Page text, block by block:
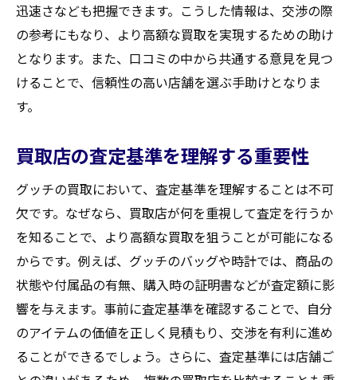
査定後の交渉タイミングと方法
スムーズな取引完了のためのピットフォー
ル
成功するグッチ買取！宮城県柴田郡大河原町で
買取プロセスの各段階での最適な判断
信頼できるパートナーを見つける方法
取引後に後悔しないためのポイント
大河原町での買取成功事例からの学び
長期的視点で考える買取の意義
買取大吉セラビ白石店
迅速さなども把握できます。こうした情報は、交渉の際
の参考にもなり、より高額な買取を実現するための助け
となります。また、口コミの中から共通する意見を見つ
けることで、信頼性の高い店舗を選ぶ手助けとなりま
す。
買取店の査定基準を理解する重要性
グッチの買取において、査定基準を理解することは不可
欠です。なぜなら、買取店が何を重視して査定を行うか
を知ることで、より高額な買取を狙うことが可能になる
からです。例えば、グッチのバッグや時計では、商品の
状態や付属品の有無、購入時の証明書などが査定額に影
響を与えます。事前に査定基準を確認することで、自分
のアイテムの価値を正しく見積もり、交渉を有利に進め
ることができるでしょう。さらに、査定基準には店舗ご